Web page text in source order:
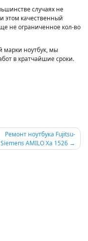
случаях не
этом качественный
не ограниченное кол-во
марки ноутбук, мы
в кратчайшие сроки.
Ремонт ноутбука Fujitsu-
Siemens AMILO Xa 1526